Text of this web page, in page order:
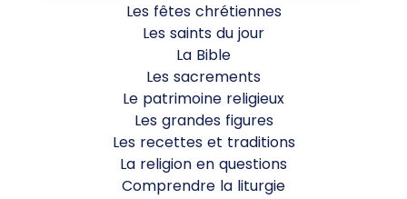
Les fêtes chrétiennes
Les saints du jour
La Bible
Les sacrements
Le patrimoine religieux
Les grandes figures
Les recettes et traditions
La religion en questions
Comprendre la liturgie